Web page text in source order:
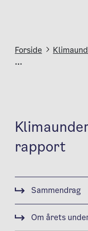
Forside
...
rapport
Sammendrag
Om årets